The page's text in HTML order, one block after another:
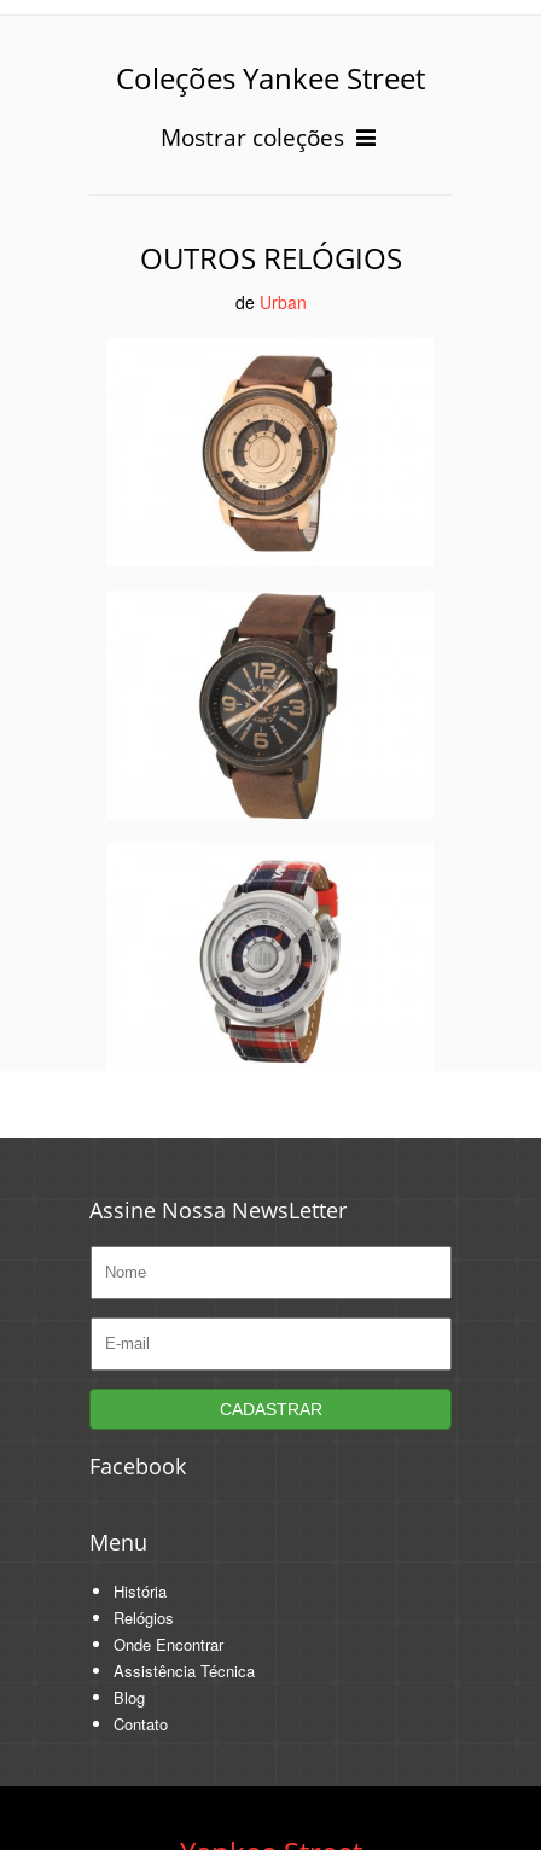
Coleções Yankee Street
Mostrar coleções
OUTROS RELÓGIOS
de Urban
Assine Nossa NewsLetter
Facebook
Menu
História
Relógios
Onde Encontrar
Assistência Técnica
Blog
Contato